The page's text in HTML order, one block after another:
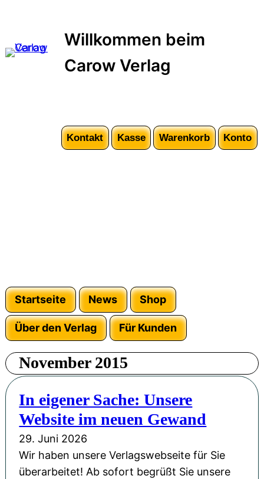
springen
Willkommen beim
Carow Verlag
Kontakt Kasse Warenkorb Konto
Startseite News Shop
Über den Verlag Für Kunden
November 2015
In eigener Sache: Unsere
Website im neuen Gewand
29. Juni 2026
Wir haben unsere Verlagswebseite für Sie
überarbeitet! Ab sofort begrüßt Sie unsere